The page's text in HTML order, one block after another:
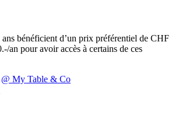
bénéficient d’un prix préférentiel de CHF
an pour avoir accès à certains de ces
@ My Table & Co